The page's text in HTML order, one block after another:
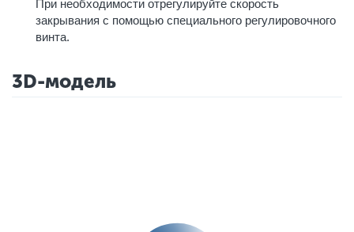
При необходимости отрегулируйте скорость
закрывания с помощью специального регулировочного
винта.
3D-модель